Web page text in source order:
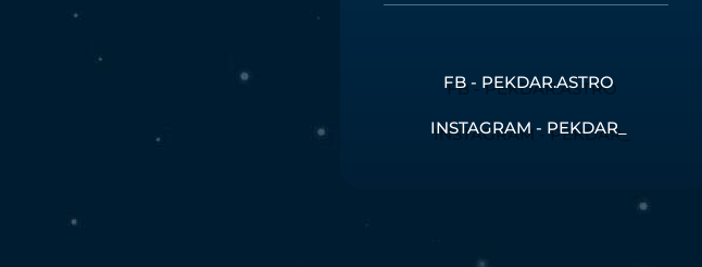
FB - PEKDAR.ASTRO
INSTAGRAM - PEKDAR_